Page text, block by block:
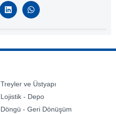
Treyler ve Üstyapı
Lojistik - Depo
Döngü - Geri Dönüşüm